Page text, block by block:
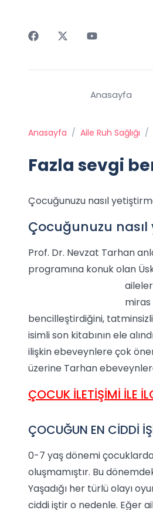
Anasayfa
Anasayfa / Aile Ruh Sağlığı /
Fazla sevgi
Çocuğunuzu nasıl
Çocuğunuzu
Prof. Dr. Nevzat Tarhan
programına konuk olan
miras
bencilleştirdiğini,
isimli son kitabının ele
ilişkin ebeveynlere çok
üzerine Tarhan
ÇOCUK İLETİŞİMİ İLE
ÇOCUĞUN EN CİDDİ
0-7 yaş dönemi çocuklarda
oluşmamıştır. Bu
Yaşadığı her türlü olayı
ciddi iştir o nedenle. Eğer